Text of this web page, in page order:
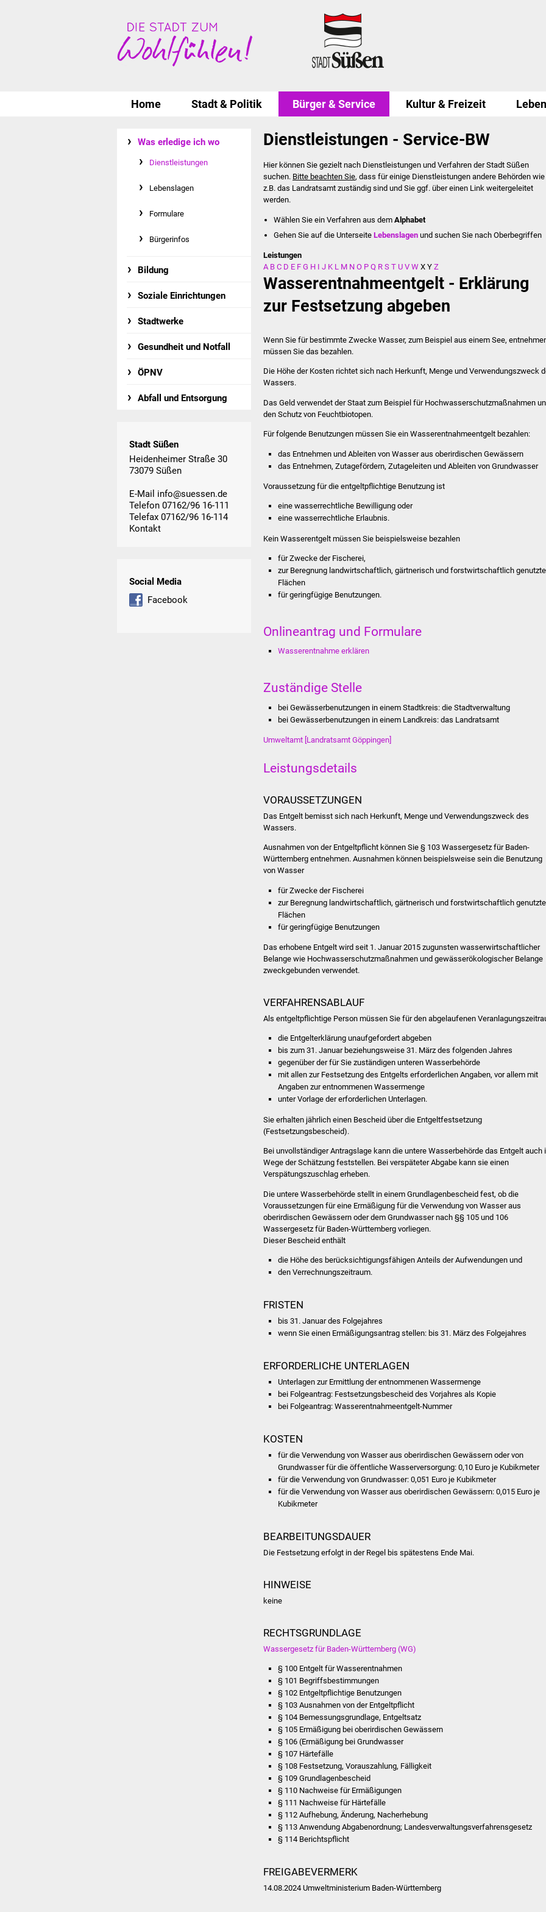
Home Stadt & Politik Bürger & Service Kultur & Freizeit
Was erledige ich wo
Dienstleistungen
Lebenslagen
Formulare
Bürgerinfos
Bildung
Soziale Einrichtungen
Stadtwerke
Gesundheit und Notfall
ÖPNV
Abfall und Entsorgung
Stadt Süßen
Heidenheimer Straße 30
73079 Süßen
E-Mail info@suessen.de
Telefon 07162/96 16-111
Telefax 07162/96 16-114
Kontakt
Social Media
Facebook
Dienstleistungen - Service-BW
Hier können Sie gezielt nach Dienstleistungen und Verfahren der Stadt Süßen
suchen. Bitte beachten Sie, dass für einige Dienstleistungen andere Behörden wie
z.B. das Landratsamt zuständig sind und Sie ggf. über einen Link weitergeleitet
werden.
Wählen Sie ein Verfahren aus dem Alphabet
Gehen Sie auf die UnterseiteLebenslagen und suchen Sie nach Oberbegriffen
Leistungen
A B C D E F G H I J K L M N O P Q R S T U V W X Y Z
Wasserentnahmeentgelt - Erklärung
zur Festsetzung abgeben
Wenn Sie für bestimmte Zwecke Wasser, zum Beispiel aus einem See,
müssen Sie das bezahlen.
Die Höhe der Kosten richtet sich nach Herkunft, Menge und Verwendungszweck
Wassers.
Das Geld verwendet der Staat zum Beispiel für Hochwasserschutzmaßnahmen
den Schutz von Feuchtbiotopen.
Für folgende Benutzungen müssen Sie ein Wasserentnahmeentgelt bezahlen:
das Entnehmen und Ableiten von Wasser aus oberirdischen Gewässern
das Entnehmen, Zutagefördern, Zutageleiten und Ableiten von Grundwasser
Voraussetzung für die entgeltpflichtige Benutzung ist
eine wasserrechtliche Bewilligung oder
eine wasserrechtliche Erlaubnis.
Kein Wasserentgelt müssen Sie beispielsweise bezahlen
für Zwecke der Fischerei,
zur Beregnung landwirtschaftlich, gärtnerisch und forstwirtschaftlich
Flächen
für geringfügige Benutzungen.
Onlineantrag und Formulare
Wasserentnahme erklären
Zuständige Stelle
bei Gewässerbenutzungen in einem Stadtkreis: die Stadtverwaltung
bei Gewässerbenutzungen in einem Landkreis: das Landratsamt
Umweltamt [Landratsamt Göppingen]
Leistungsdetails
VORAUSSETZUNGEN
Das Entgelt bemisst sich nach Herkunft, Menge und Verwendungszweck des
Wassers.
Ausnahmen von der Entgeltpflicht können Sie § 103 Wassergesetz für Baden-
Württemberg entnehmen. Ausnahmen können beispielsweise sein die Benutzung
von Wasser
für Zwecke der Fischerei
zur Beregnung landwirtschaftlich, gärtnerisch und forstwirtschaftlich
Flächen
für geringfügige Benutzungen
Das erhobene Entgelt wird seit 1. Januar 2015 zugunsten wasserwirtschaftlicher
Belange wie Hochwasserschutzmaßnahmen und gewässerökologischer Belange
zweckgebunden verwendet.
VERFAHRENSABLAUF
Als entgeltpflichtige Person müssen Sie für den abgelaufenen
die Entgelterklärung unaufgefordert abgeben
bis zum 31. Januar beziehungsweise 31. März des folgenden Jahres
gegenüber der für Sie zuständigen unteren Wasserbehörde
mit allen zur Festsetzung des Entgelts erforderlichen Angaben, vor allem mit
Angaben zur entnommenen Wassermenge
unter Vorlage der erforderlichen Unterlagen.
Sie erhalten jährlich einen Bescheid über die Entgeltfestsetzung
(Festsetzungsbescheid).
Bei unvollständiger Antragslage kann die untere Wasserbehörde das Entgelt auch
Wege der Schätzung feststellen. Bei verspäteter Abgabe kann sie einen
Verspätungszuschlag erheben.
Die untere Wasserbehörde stellt in einem Grundlagenbescheid fest, ob die
Voraussetzungen für eine Ermäßigung für die Verwendung von Wasser aus
oberirdischen Gewässern oder dem Grundwasser nach §§ 105 und 106
Wassergesetz für Baden-Württemberg vorliegen.
Dieser Bescheid enthält
die Höhe des berücksichtigungsfähigen Anteils der Aufwendungen und
den Verrechnungszeitraum.
FRISTEN
bis 31. Januar des Folgejahres
wenn Sie einen Ermäßigungsantrag stellen: bis 31. März des Folgejahres
ERFORDERLICHE UNTERLAGEN
Unterlagen zur Ermittlung der entnommenen Wassermenge
bei Folgeantrag: Festsetzungsbescheid des Vorjahres als Kopie
bei Folgeantrag: Wasserentnahmeentgelt-Nummer
KOSTEN
für die Verwendung von Wasser aus oberirdischen Gewässern oder von
Grundwasser für die öffentliche Wasserversorgung: 0,10 Euro je Kubikmeter
für die Verwendung von Grundwasser: 0,051 Euro je Kubikmeter
für die Verwendung von Wasser aus oberirdischen Gewässern: 0,015 Euro je
Kubikmeter
BEARBEITUNGSDAUER
Die Festsetzung erfolgt in der Regel bis spätestens Ende Mai.
HINWEISE
keine
RECHTSGRUNDLAGE
Wassergesetz für Baden-Württemberg (WG)
§ 100 Entgelt für Wasserentnahmen
§ 101 Begriffsbestimmungen
§ 102 Entgeltpflichtige Benutzungen
§ 103 Ausnahmen von der Entgeltpflicht
§ 104 Bemessungsgrundlage, Entgeltsatz
§ 105 Ermäßigung bei oberirdischen Gewässern
§ 106 (Ermäßigung bei Grundwasser
§ 107 Härtefälle
§ 108 Festsetzung, Vorauszahlung, Fälligkeit
§ 109 Grundlagenbescheid
§ 110 Nachweise für Ermäßigungen
§ 111 Nachweise für Härtefälle
§ 112 Aufhebung, Änderung, Nacherhebung
§ 113 Anwendung Abgabenordnung; Landesverwaltungsverfahrensgesetz
§ 114 Berichtspflicht
FREIGABEVERMERK
14.08.2024 Umweltministerium Baden-Württemberg